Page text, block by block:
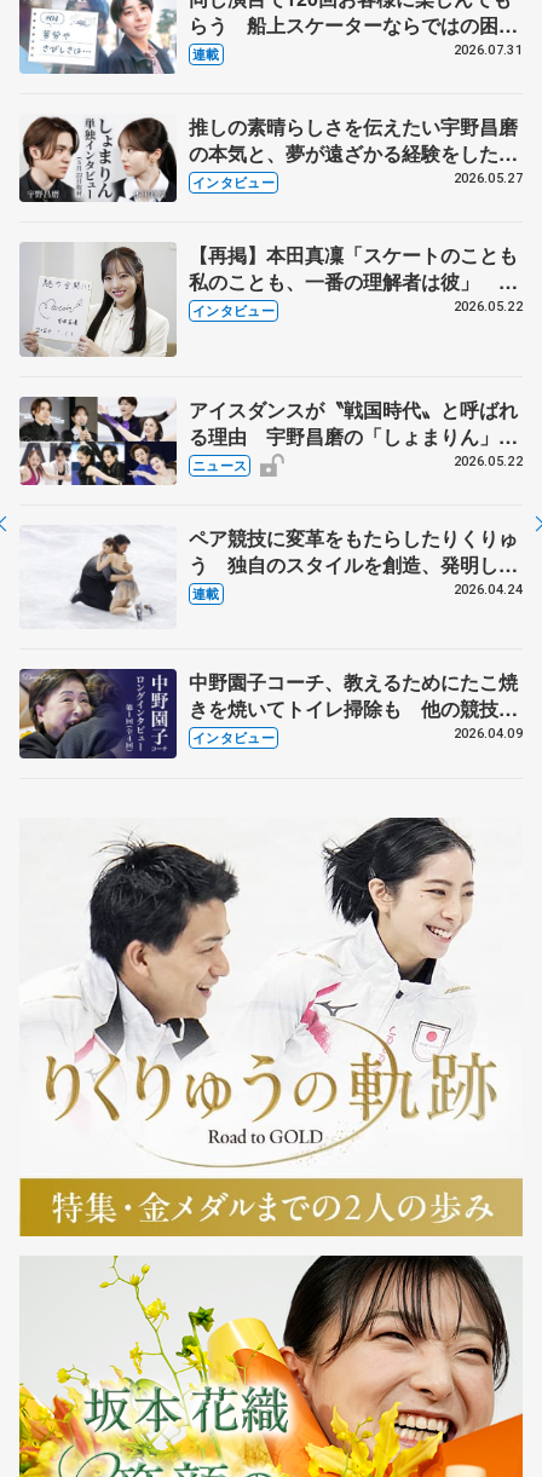
らう 船上スケーターならではの困難
とは 影響あったPIW前キャプテン松
連載 2026.07.31
推しの素晴らしさを伝えたい宇野昌磨
の本気と、夢が遠ざかる経験をした本
田真凜の覚悟
インタビュー 2026.05.27
【再掲】本田真凜「スケートのことも
私のことも、一番の理解者は彼」 引
退時の単独インタビューで語った競技
インタビュー 2026.05.22
アイスダンスが〝戦国時代〟と呼ばれ
る理由 宇野昌磨の「しょまりん」ら
実力者が相次いで参戦 国内の競争激
ニュース 2026.05.22
ペア競技に変革をもたらしたりくりゅ
う 独自のスタイルを創造、発明した
【引退発表後②】
連載 2026.04.24
中野園子コーチ、教えるためにたこ焼
きを焼いてトイレ掃除も 他の競技に
も通用するという坂本花織の筋肉
インタビュー 2026.04.09